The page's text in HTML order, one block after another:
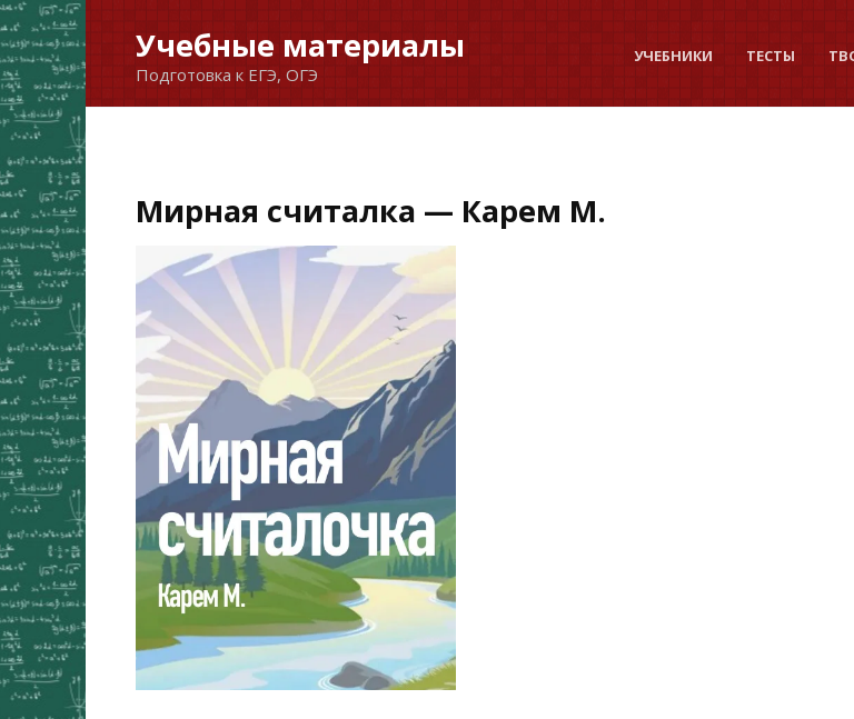
Перейти
к
содержанию
Учебные материалы
Подготовка к ЕГЭ, ОГЭ
УЧЕБНИКИ ТЕСТЫ
Мирная считалка — Карем М.